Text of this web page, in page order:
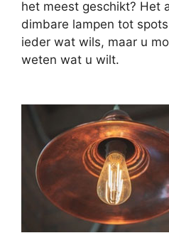
het meest geschikt? Het
dimbare lampen tot
ieder wat wils, maar u
weten wat u wilt.